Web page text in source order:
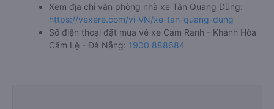
Xem địa chỉ văn phòng nhà xe Tân Quang Dũng:
https://vexere.com/vi-VN/xe-tan-quang-dung
Số điện thoại đặt mua vé xe Cam Ranh - Khánh Hòa
Cẩm Lệ - Đà Nẵng: 1900 888684